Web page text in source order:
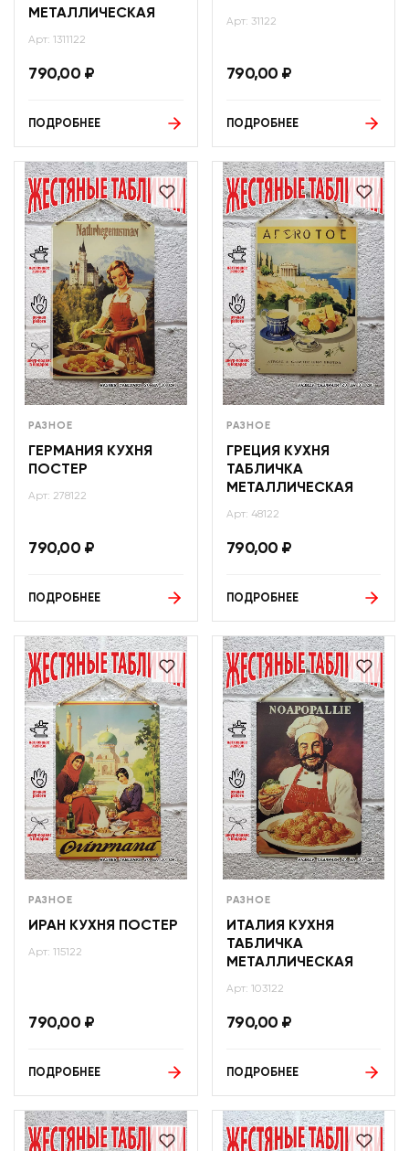
МЕТАЛЛИЧЕСКАЯ
Арт: 1311122
790,00 ₽
ПОДРОБНЕЕ
Арт: 31122
790,00 ₽
ПОДРОБНЕЕ
РАЗНОЕ
ГЕРМАНИЯ КУХНЯ
ПОСТЕР
Арт: 278122
790,00 ₽
ПОДРОБНЕЕ
РАЗНОЕ
ГРЕЦИЯ КУХНЯ
ТАБЛИЧКА
МЕТАЛЛИЧЕСКАЯ
Арт: 48122
790,00 ₽
ПОДРОБНЕЕ
РАЗНОЕ
ИРАН КУХНЯ ПОСТЕР
Арт: 115122
790,00 ₽
ПОДРОБНЕЕ
РАЗНОЕ
ИТАЛИЯ КУХНЯ
ТАБЛИЧКА
МЕТАЛЛИЧЕСКАЯ
Арт: 103122
790,00 ₽
ПОДРОБНЕЕ